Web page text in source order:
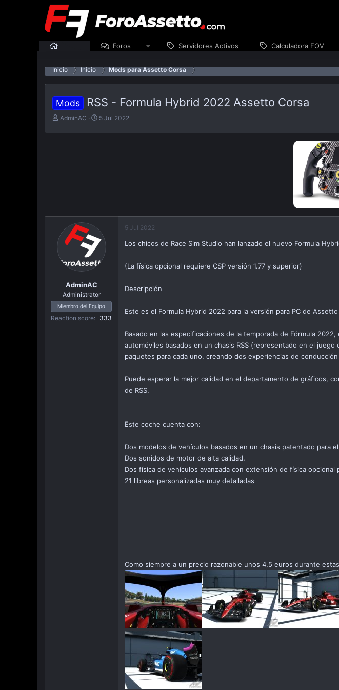
Foros Servidores Activos Calculadora FOV
Inicio Inicio Mods para Assetto Corsa
Mods RSS - Formula Hybrid 2022 Assetto Corsa
E
a
AdminAC
F
i
c
a
c
ó
5 Jul 2022
AdminAC
Administrator
Miembro del Equipo
Reaction score 333
5 Jul 2022
Los chicos de Race Sim Studio han lanzado el nuevo Formula
(La física opcional requiere CSP versión 1.77 y superior)
Descripción
Este es el Formula Hybrid 2022 para la versión para PC de
Basado en las especificaciones de la temporada de Fórmula
automóviles basados en un chasis RSS (representado en el
paquetes para cada uno, creando dos experiencias de
Puede esperar la mejor calidad en el departamento de gráficos,
de RSS.
Este coche cuenta con:
Dos modelos de vehículos basados en un chasis patentado para
Dos sonidos de motor de alta calidad.
Dos física de vehículos avanzada con extensión de física opcional
21 libreas personalizadas muy detalladas
Como siempre a un precio razonable unos 4,5 euros durante